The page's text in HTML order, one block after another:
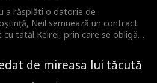
a răsplăti o datorie de
Neil semnează un contract
cu tatăl Keirei, prin care se obligă
o ajute să se refacă după dureroasa
de prima ei iubire, Simon. În
acestei căsătorii contractuale, Neil
de mireasa lui tăcută